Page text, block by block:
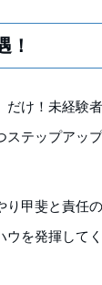
！
け！未経験
テップアッ
り甲斐と責任
を発揮してく